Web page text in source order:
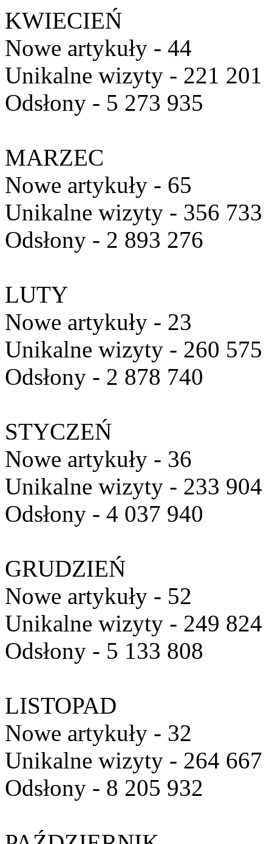
KWIECIEŃ
Nowe artykuły - 44
Unikalne wizyty - 221 201
Odsłony - 5 273 935
MARZEC
Nowe artykuły - 65
Unikalne wizyty - 356 733
Odsłony - 2 893 276
LUTY
Nowe artykuły - 23
Unikalne wizyty - 260 575
Odsłony - 2 878 740
STYCZEŃ
Nowe artykuły - 36
Unikalne wizyty - 233 904
Odsłony - 4 037 940
GRUDZIEŃ
Nowe artykuły - 52
Unikalne wizyty - 249 824
Odsłony - 5 133 808
LISTOPAD
Nowe artykuły - 32
Unikalne wizyty - 264 667
Odsłony - 8 205 932